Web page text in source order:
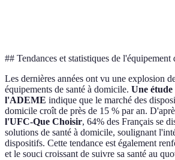
## Tendances et statistiques de l'équipement
Les dernières années ont vu une explosion
équipements de santé à domicile. Une étude
l'ADEME indique que le marché des
domicile croît de près de 15 % par an.
l'UFC-Que Choisir, 64% des Français se
solutions de santé à domicile, soulignant
dispositifs. Cette tendance est également
et le souci croissant de suivre sa santé au